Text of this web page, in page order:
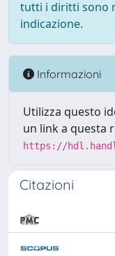
tutti i diritti sono
indicazione.
Informazioni
Utilizza questo
un link a questa
https://
Citazioni